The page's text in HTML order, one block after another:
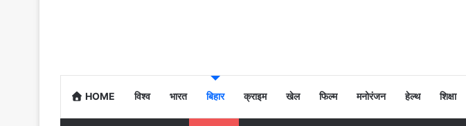
HOME विश्व भारत बिहार क्राइम खेल फिल्म मनोरंजन हेल्थ शिक्षा